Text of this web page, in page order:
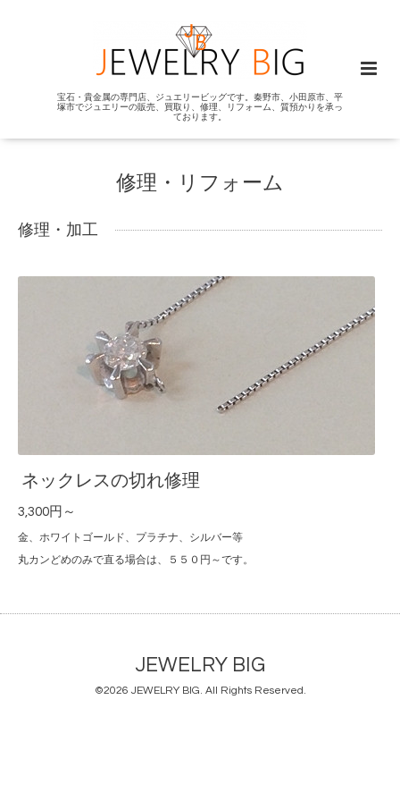
宝石・貴金属の専門店、ジュエリービッグです。秦野市、小田原市、平
塚市でジュエリーの販売、買取り、修理、リフォーム、質預かりを承っ
ております。
修理・リフォーム
修理・加工
ネックレスの切れ修理
3,300円～
金、ホワイトゴールド、プラチナ、シルバー等
丸カンどめのみで直る場合は、５５０円～です。
JEWELRY BIG
©2026 JEWELRY BIG. All Rights Reserved.